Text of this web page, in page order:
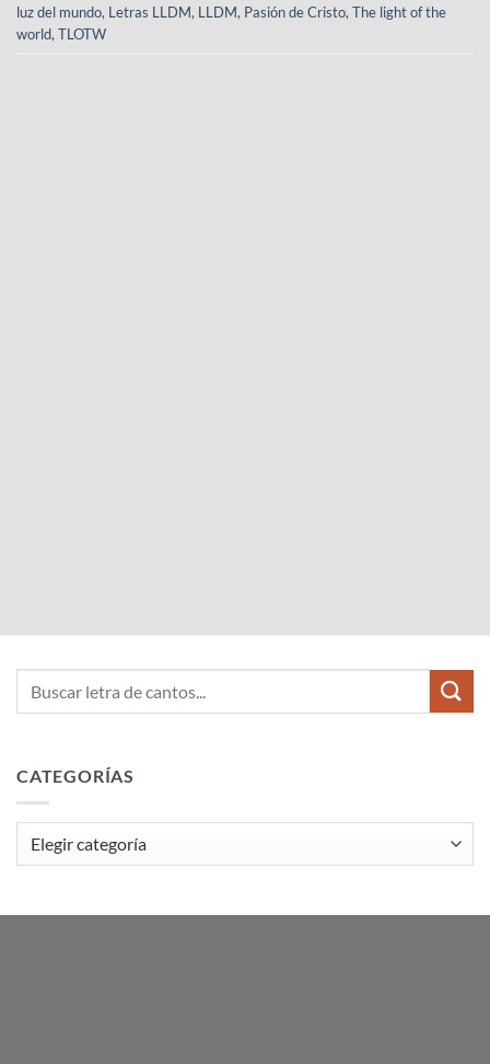
luz del mundo, Letras LLDM, LLDM, Pasión de Cristo, The light of the
world, TLOTW
CATEGORÍAS